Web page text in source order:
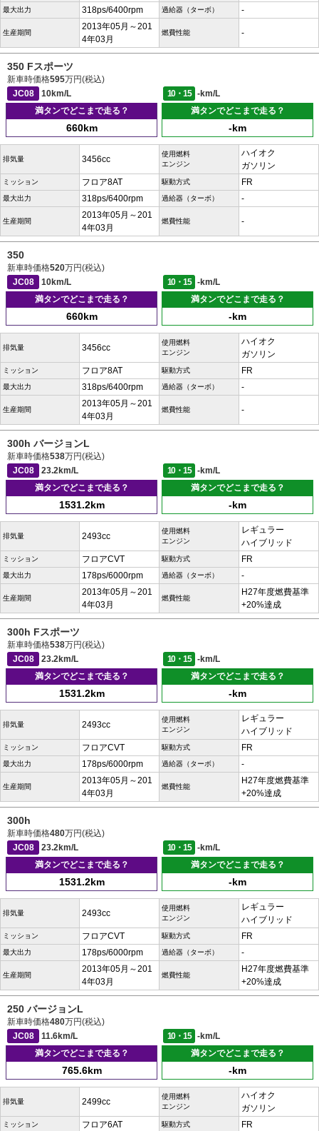
最大出力 318ps/6400rpm 過給器（ターボ） -
生産期間
2013年05月～201
4年03月
燃費性能 -
350 Fスポーツ
新車時価格595万円(税込)
JC08
10km/L 10・15
-km/L
満タンでどこまで走る？
660km
満タンでどこまで走る？
-km
排気量 3456cc
使用燃料
エンジン
ハイオク
ガソリン
ミッション フロア8AT 駆動方式 FR
最大出力 318ps/6400rpm 過給器（ターボ） -
生産期間
2013年05月～201
4年03月
燃費性能 -
350
新車時価格520万円(税込)
JC08
10km/L 10・15
-km/L
満タンでどこまで走る？
660km
満タンでどこまで走る？
-km
排気量 3456cc
使用燃料
エンジン
ハイオク
ガソリン
ミッション フロア8AT 駆動方式 FR
最大出力 318ps/6400rpm 過給器（ターボ） -
生産期間
2013年05月～201
4年03月
燃費性能 -
300h バージョンL
新車時価格538万円(税込)
JC08
23.2km/L 10・15
-km/L
満タンでどこまで走る？
1531.2km
満タンでどこまで走る？
-km
排気量 2493cc
使用燃料
エンジン
レギュラー
ハイブリッド
ミッション フロアCVT 駆動方式 FR
最大出力 178ps/6000rpm 過給器（ターボ） -
生産期間
2013年05月～201
4年03月
燃費性能
H27年度燃費基準
+20%達成
300h Fスポーツ
新車時価格538万円(税込)
JC08
23.2km/L 10・15
-km/L
満タンでどこまで走る？
1531.2km
満タンでどこまで走る？
-km
排気量 2493cc
使用燃料
エンジン
レギュラー
ハイブリッド
ミッション フロアCVT 駆動方式 FR
最大出力 178ps/6000rpm 過給器（ターボ） -
生産期間
2013年05月～201
4年03月
燃費性能
H27年度燃費基準
+20%達成
300h
新車時価格480万円(税込)
JC08
23.2km/L 10・15
-km/L
満タンでどこまで走る？
1531.2km
満タンでどこまで走る？
-km
排気量 2493cc
使用燃料
エンジン
レギュラー
ハイブリッド
ミッション フロアCVT 駆動方式 FR
最大出力 178ps/6000rpm 過給器（ターボ） -
生産期間
2013年05月～201
4年03月
燃費性能
H27年度燃費基準
+20%達成
250 バージョンL
新車時価格480万円(税込)
JC08
11.6km/L 10・15
-km/L
満タンでどこまで走る？
765.6km
満タンでどこまで走る？
-km
排気量 2499cc
使用燃料
エンジン
ハイオク
ガソリン
ミッション フロア6AT 駆動方式 FR